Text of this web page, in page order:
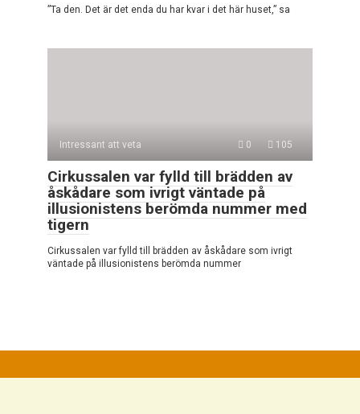
”Ta den. Det är det enda du har kvar i det här huset,” sa
Intressant att veta 0 105
Cirkussalen var fylld till brädden av
åskådare som ivrigt väntade på
illusionistens berömda nummer med
tigern
Cirkussalen var fylld till brädden av åskådare som ivrigt
väntade på illusionistens berömda nummer